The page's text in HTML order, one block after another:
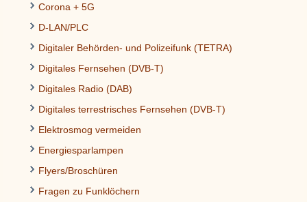
Corona + 5G
D-LAN/PLC
Digitaler Behörden- und Polizeifunk (TETRA)
Digitales Fernsehen (DVB-T)
Digitales Radio (DAB)
Digitales terrestrisches Fernsehen (DVB-T)
Elektrosmog vermeiden
Energiesparlampen
Flyers/Broschüren
Fragen zu Funklöchern